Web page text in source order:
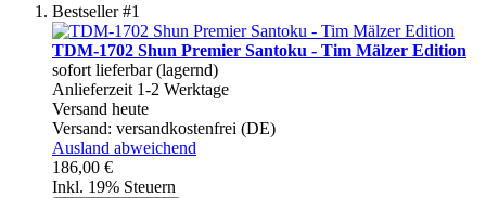
Bestseller #1
TDM-1702 Shun Premier Santoku - Tim Mälzer Edition
sofort lieferbar (lagernd)
Anlieferzeit 1-2 Werktage
Versand heute
Versand: versandkostenfrei (DE)
Ausland abweichend
186,00 €
Inkl. 19% Steuern